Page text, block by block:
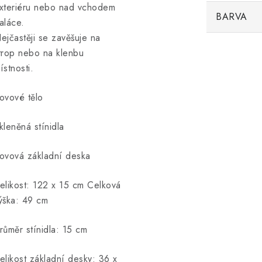
nebo nad vchodem
se zavěšuje na
nebo na klenbu
tělo
stínidla
základní deska
122 x 15 cm Celková
49 cm
stínidla: 15 cm
základní desky: 36 x
BARVA